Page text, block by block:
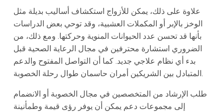
علاوة على ذلك، يمكن للأزواج استكشاف أساليب بديلة مثل
الوخز بالإبر أو المكملات العشبية، وقد توحي بعض الدراسات
بأنها قد تحسن عدد الحيوانات المنوية وحركتها. ومع ذلك، من
الضروري استشارة محترفين في مجال الرعاية الصحية قبل
بدء أي نظام علاجي جديد. كما أن التواصل المفتوح والدعم
المتبادل بين الشريكين أمران حاسمان طوال رحلة الخصوبة.
طلب الإرشاد من المتخصصين في مجال الخصوبة أو الانضمام
إلى مجموعات دعم يمكن أن يوفر رؤى قيمة وطمأنينة